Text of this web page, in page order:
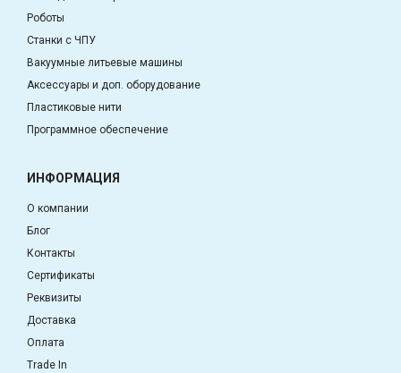
Роботы
Станки с ЧПУ
Вакуумные литьевые машины
Аксессуары и доп. оборудование
Пластиковые нити
Программное обеспечение
ИНФОРМАЦИЯ
О компании
Блог
Контакты
Сертификаты
Реквизиты
Доставка
Оплата
Trade In